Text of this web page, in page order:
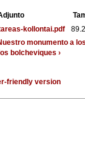
kollontai.pdf
monumento a
bolcheviques ›
friendly version